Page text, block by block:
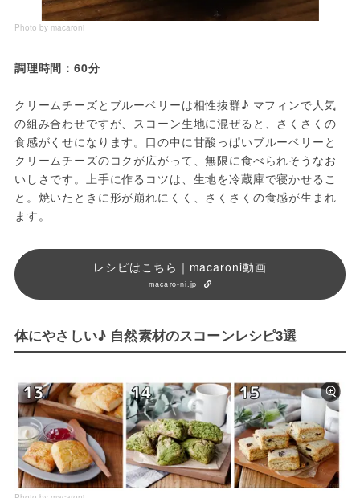
Photo by macaroni
調理時間：60分
クリームチーズとブルーベリーは相性抜群♪ マフィンで人気
の組み合わせですが、スコーン生地に混ぜると、さくさくの
食感がくせになります。口の中に甘酸っぱいブルーベリーと
クリームチーズのコクが広がって、無限に食べられそうなお
いしさです。上手に作るコツは、生地を冷蔵庫で寝かせるこ
と。焼いたときに形が崩れにくく、さくさくの食感が生まれ
ます。
レシピはこちら｜macaroni動画
macaro-ni.jp
体にやさしい♪ 自然素材のスコーンレシピ3選